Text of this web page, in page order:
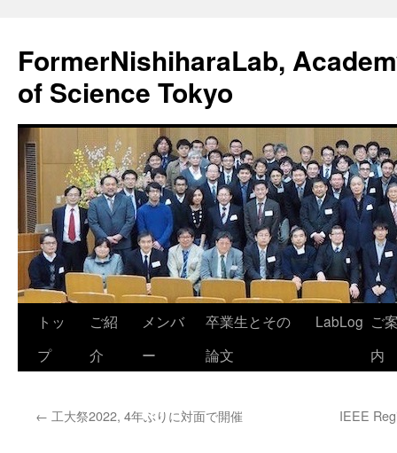
FormerNishiharaLab,
of Science Tokyo
ン
トッ
プ
ご紹
介
メンバ
ー
卒業生とその
論文
LabLog ご
内
← 工大祭2022, 4年ぶりに対面で開催 IEEE